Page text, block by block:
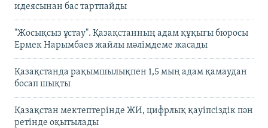
идеясынан бас тартпайды
"Жосықсыз ұстау". Қазақстанның адам құқығы бюросы
Ермек Нарымбаев жайлы мәлімдеме жасады
Қазақстанда рақымшылықпен 1,5 мың адам қамаудан
босап шықты
Қазақстан мектептерінде ЖИ, цифрлық қауіпсіздік пән
ретінде оқытылады